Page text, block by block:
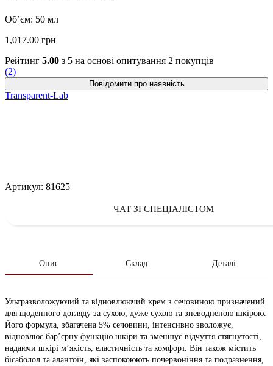
Об’єм: 50 мл
1,017.00 грн
Рейтинг 5.00 з 5 на основі опитування 2 покупців
(2)
Transparent-Lab
Артикул: 81625
ЧАТ ЗІ СПЕЦІАЛІСТОМ
Опис Склад Деталі
Ультразволожуючий та відновлюючий крем з сечовиною призначений
для щоденного догляду за сухою, дуже сухою та зневодненою шкірою.
Його формула, збагачена 5% сечовини, інтенсивно зволожує,
відновлює бар’єрну функцію шкіри та зменшує відчуття стягнутості,
надаючи шкірі м’якість, еластичність та комфорт. Він також містить
бісаболол та алантоїн, які заспокоюють почервоніння та подразнення,